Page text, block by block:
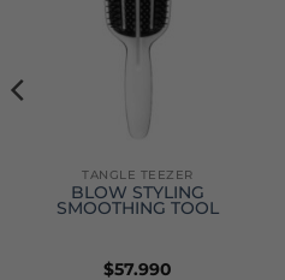
TANGLE TEEZER
BLOW STYLING
SMOOTHING TOOL
$57.990